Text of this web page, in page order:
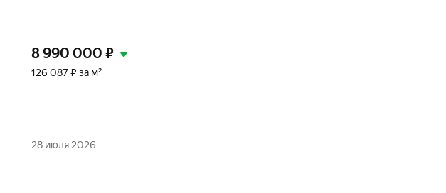
8 990 000 ₽
126 087 ₽ за м²
28 июля 2026